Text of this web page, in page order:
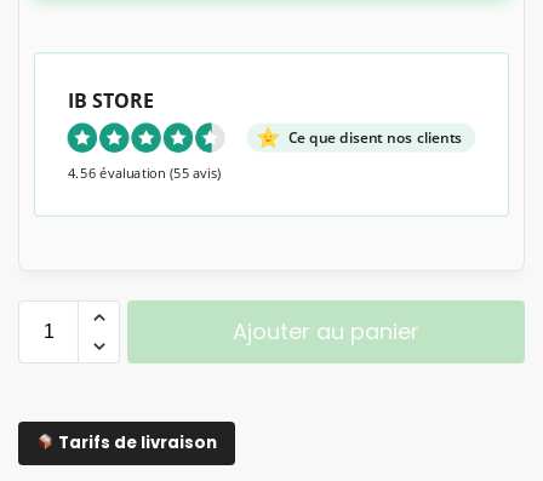
IB STORE
Ce que disent nos clients
4.56 évaluation (55 avis)
Ajouter au panier
Tarifs de livraison